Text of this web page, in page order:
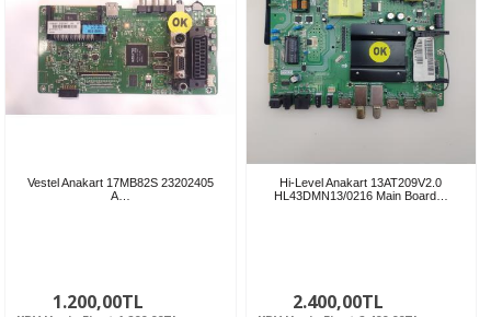
Vestel Anakart 17MB82S 23202405
A…
1.200,00TL
Hi-Level Anakart 13AT209V2.0
HL43DMN13/0216 Main Board…
2.400,00TL